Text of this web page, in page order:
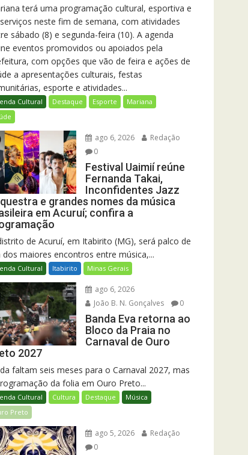
terá uma programação cultural, esportiva e
neste fim de semana, com atividades
sábado (8) e segunda-feira (10). A agenda
eventos promovidos ou apoiados pela
com opções que vão de feira e ações de
a apresentações culturais, festas
esporte e atividades...
Cultural Destaque Esporte
Mariana
ago 6, 2026
Redação
0
Festival Uaimií reúne
Fernanda Takai,
Inconfidentes Jazz
e grandes nomes da música
em Acuruí; confira a
de Acuruí, em Itabirito (MG), será palco de
dos maiores encontros entre música,...
Cultural Itabirito Minas Gerais
ago 6, 2026
João B. N. Gonçalves
0
Banda Eva retorna ao
Bloco da Praia no
Carnaval de Ouro
2027
faltam seis meses para o Carnaval 2027, mas
da folia em Ouro Preto...
Cultural Cultura Destaque
Música
Preto
ago 5, 2026
Redação
0